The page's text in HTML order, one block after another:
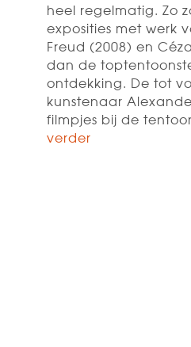
heel regelmatig. Zo
exposities met werk
Freud (2008) en
dan de
ontdekking. De tot
kunstenaar
filmpjes bij de
verder